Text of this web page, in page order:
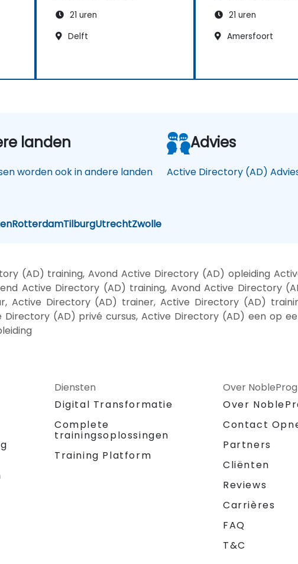
21 uren
Delft
21 uren
Amersfoort
RotterdamTilburgUtrechtZwolle
landen
worden ook in andere landen
Advies
Active Directory (AD)
(AD) training, Avond Active Directory (AD) opleiding
Active Directory (AD) training, Avond Active Directory
Active Directory (AD) trainer, Active Directory (AD)
(AD) privé cursus, Active Directory (AD) een op
Diensten
Digital Transformatie
Complete
trainingsoplossingen
Training Platform
Over NobleProg
Over
Contact
Partners
Cliënten
Reviews
Carrières
FAQ
T&C